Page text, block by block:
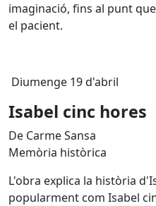
imaginació, fins al punt
el pacient.
Diumenge 19 d'abril
Isabel cinc hores
De Carme Sansa
Memòria històrica
L'obra explica la història
popularment com Isabel